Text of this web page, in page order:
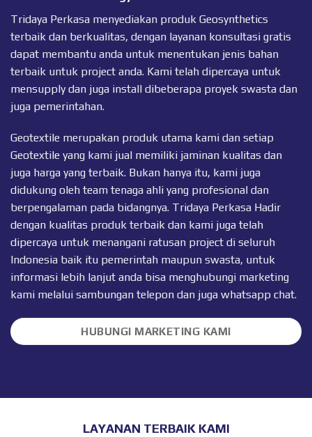
Tridaya Perkasa menyediakan produk Geosynthetics
terbaik dan berkualitas, dengan layanan konsultasi gratis
dapat membantu anda untuk menentukan jenis bahan
terbaik untuk project anda. Kami telah dipercaya untuk
mensupply dan juga install dibeberapa proyek swasta dan
juga pemerintahan.
Geotextile merupakan produk utama kami dan setiap
Geotextile yang kami jual memiliki jaminan kualitas dan
juga harga yang terbaik. Bukan hanya itu, kami juga
didukung oleh team tenaga ahli yang profesional dan
berpengalaman pada bidangnya. Tridaya Perkasa Hadir
dengan kualitas produk terbaik dan kami juga telah
dipercaya untuk menangani ratusan project di seluruh
Indonesia baik itu pemerintah maupun swasta, untuk
informasi lebih lanjut anda bisa menghubungi marketing
kami melalui sambungan telepon dan juga whatsapp chat.
HUBUNGI MARKETING KAMI
LAYANAN TERBAIK KAMI